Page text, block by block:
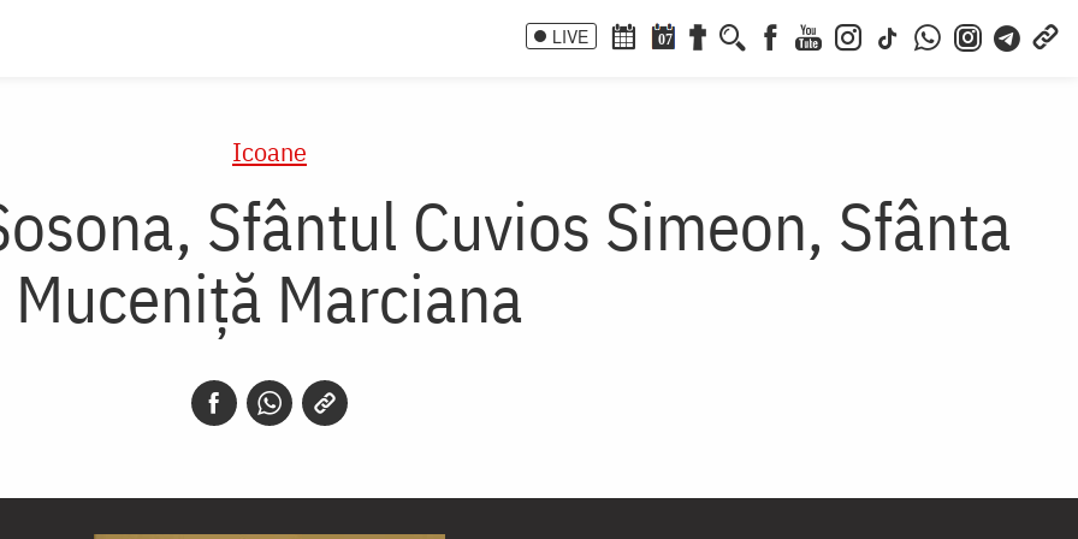
LIVE 07
Icoane
Sfântul Cuvios Simeon, Sfânta
Muceniță Marciana